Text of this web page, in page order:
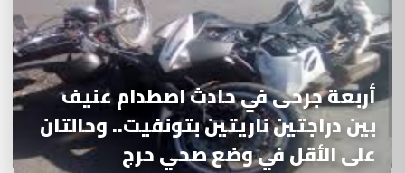
أربعة جرحى في حادث اصطدام عنيف
بين دراجتين ناريتين بتونفيت.. وحالتان
على الأقل في وضع صحي حرج